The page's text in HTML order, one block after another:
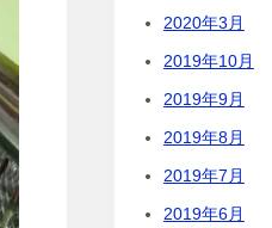
2020年3月
2019年10月
2019年9月
2019年8月
2019年7月
2019年6月